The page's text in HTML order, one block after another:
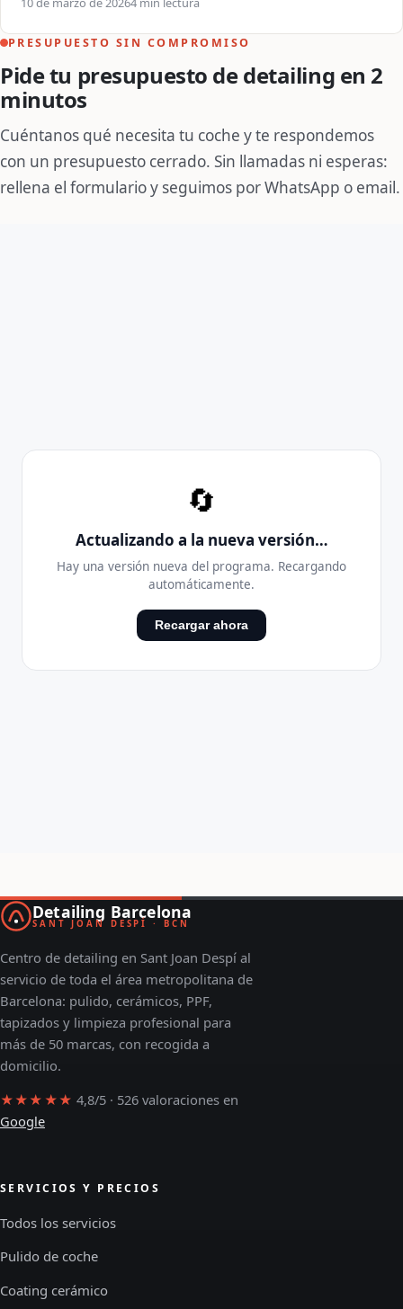
PRESUPUESTO SIN COMPROMISO
Pide tu presupuesto de detailing en 2
minutos
Cuéntanos qué necesita tu coche y te respondemos
con un presupuesto cerrado. Sin llamadas ni esperas:
rellena el formulario y seguimos por WhatsApp o email.
Detailing Barcelona
SANT JOAN DESPÍ · BCN
Centro de detailing en Sant Joan Despí al
servicio de toda el área metropolitana de
Barcelona: pulido, cerámicos, PPF,
tapizados y limpieza profesional para
más de 50 marcas, con recogida a
domicilio.
★★★★★ 4,8/5 · 526 valoraciones en
Google
SERVICIOS Y PRECIOS
Todos los servicios
Pulido de coche
Coating cerámico